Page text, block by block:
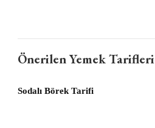
Önerilen Yemek Tarifleri
Sodalı Börek Tarifi